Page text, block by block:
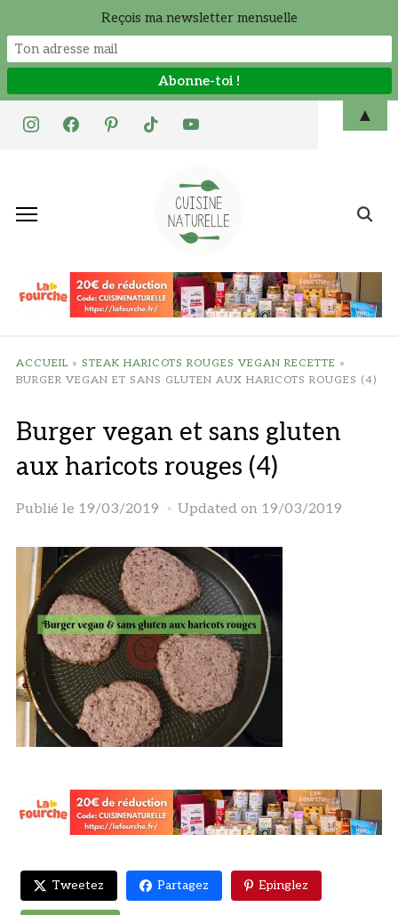
instagramfacebookpinteresttiktok youtube
Search
ACCUEIL » STEAK HARICOTS ROUGES VEGAN RECETTE »
BURGER VEGAN ET SANS GLUTEN AUX HARICOTS ROUGES (4)
Burger vegan et sans gluten
aux haricots rouges (4)
Publié le 19/03/2019 Updated on 19/03/2019
Tweetez Partagez Epinglez
Reçois ma newsletter mensuelle
▲